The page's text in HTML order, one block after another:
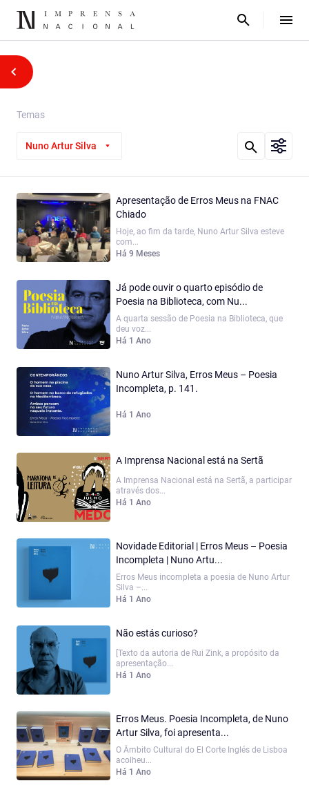
Temas
Nuno Artur Silva
Apresentação de Erros Meus na FNAC
Chiado
Hoje, ao fim da tarde, Nuno Artur Silva esteve
com...
Há 9 Meses
Já pode ouvir o quarto episódio de
Poesia na Biblioteca, com Nu...
A quarta sessão de Poesia na Biblioteca, que
deu voz...
Há 1 Ano
Nuno Artur Silva, Erros Meus – Poesia
Incompleta, p. 141.
Há 1 Ano
A Imprensa Nacional está na Sertã
A Imprensa Nacional está na Sertã, a participar
através dos...
Há 1 Ano
Novidade Editorial | Erros Meus – Poesia
Incompleta | Nuno Artu...
Erros Meus incompleta a poesia de Nuno Artur
Silva –...
Há 1 Ano
Não estás curioso?
[Texto da autoria de Rui Zink, a propósito da
apresentação...
Há 1 Ano
Erros Meus. Poesia Incompleta, de Nuno
Artur Silva, foi apresenta...
O Âmbito Cultural do El Corte Inglés de Lisboa
acolheu...
Há 1 Ano